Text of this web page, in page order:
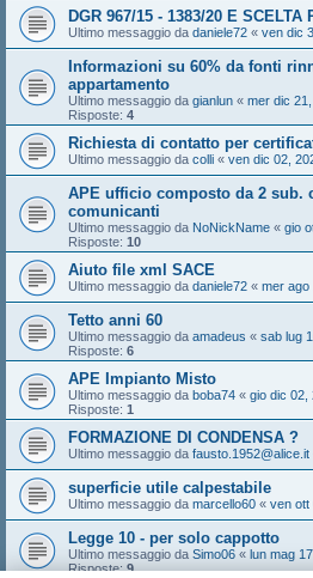
DGR 967/15 - 1383/20 E SCELTA
Ultimo messaggio da daniele72 « ven dic
Informazioni su 60% da fonti
appartamento
Ultimo messaggio da gianlun « mer dic 21,
Risposte: 4
Richiesta di contatto per
Ultimo messaggio da colli « ven dic 02,
APE ufficio composto da 2 sub.
comunicanti
Ultimo messaggio da NoNickName « gio
Risposte: 10
Aiuto file xml SACE
Ultimo messaggio da daniele72 « mer ago
Tetto anni 60
Ultimo messaggio da amadeus « sab lug
Risposte: 6
APE Impianto Misto
Ultimo messaggio da boba74 « gio dic 02,
Risposte: 1
FORMAZIONE DI CONDENSA ?
Ultimo messaggio da fausto.1952@alice.it
superficie utile calpestabile
Ultimo messaggio da marcello60 « ven ott
Legge 10 - per solo cappotto
Ultimo messaggio da Simo06 « lun mag
Risposte:9